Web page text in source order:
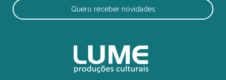
Quero receber novidades